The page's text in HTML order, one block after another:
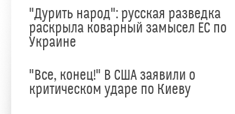
"Дурить народ": русская разведка
раскрыла коварный замысел ЕС по
Украине
"Все, конец!" В США заявили о
критическом ударе по Киеву